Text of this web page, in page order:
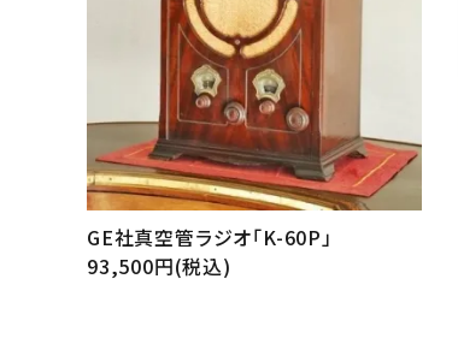
GE社真空管ラジオ「K-60P」
93,500円(税込)